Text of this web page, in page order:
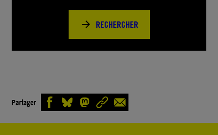
RECHERCHER
Partager